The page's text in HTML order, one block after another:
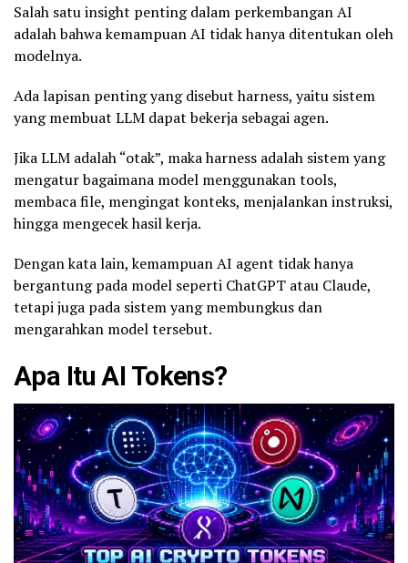
Salah satu insight penting dalam perkembangan AI
adalah bahwa kemampuan AI tidak hanya ditentukan oleh
modelnya.
Ada lapisan penting yang disebut harness, yaitu sistem
yang membuat LLM dapat bekerja sebagai agen.
Jika LLM adalah “otak”, maka harness adalah sistem yang
mengatur bagaimana model menggunakan tools,
membaca file, mengingat konteks, menjalankan instruksi,
hingga mengecek hasil kerja.
Dengan kata lain, kemampuan AI agent tidak hanya
bergantung pada model seperti ChatGPT atau Claude,
tetapi juga pada sistem yang membungkus dan
mengarahkan model tersebut.
Apa Itu AI Tokens?